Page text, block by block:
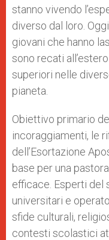
stanno vivendo
diverso dal loro.
giovani che hanno
sono recati
superiori nelle
pianeta.
Obiettivo primario
incoraggiamenti, le
dell’Esortazione
base per una
efficace. Esperti del
universitari e
sfide culturali,
contesti scolastici